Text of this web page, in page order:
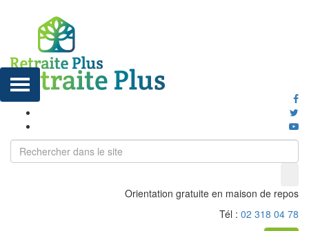
Orientation gratuite en maison de repos
Tél : 02 318 04 78